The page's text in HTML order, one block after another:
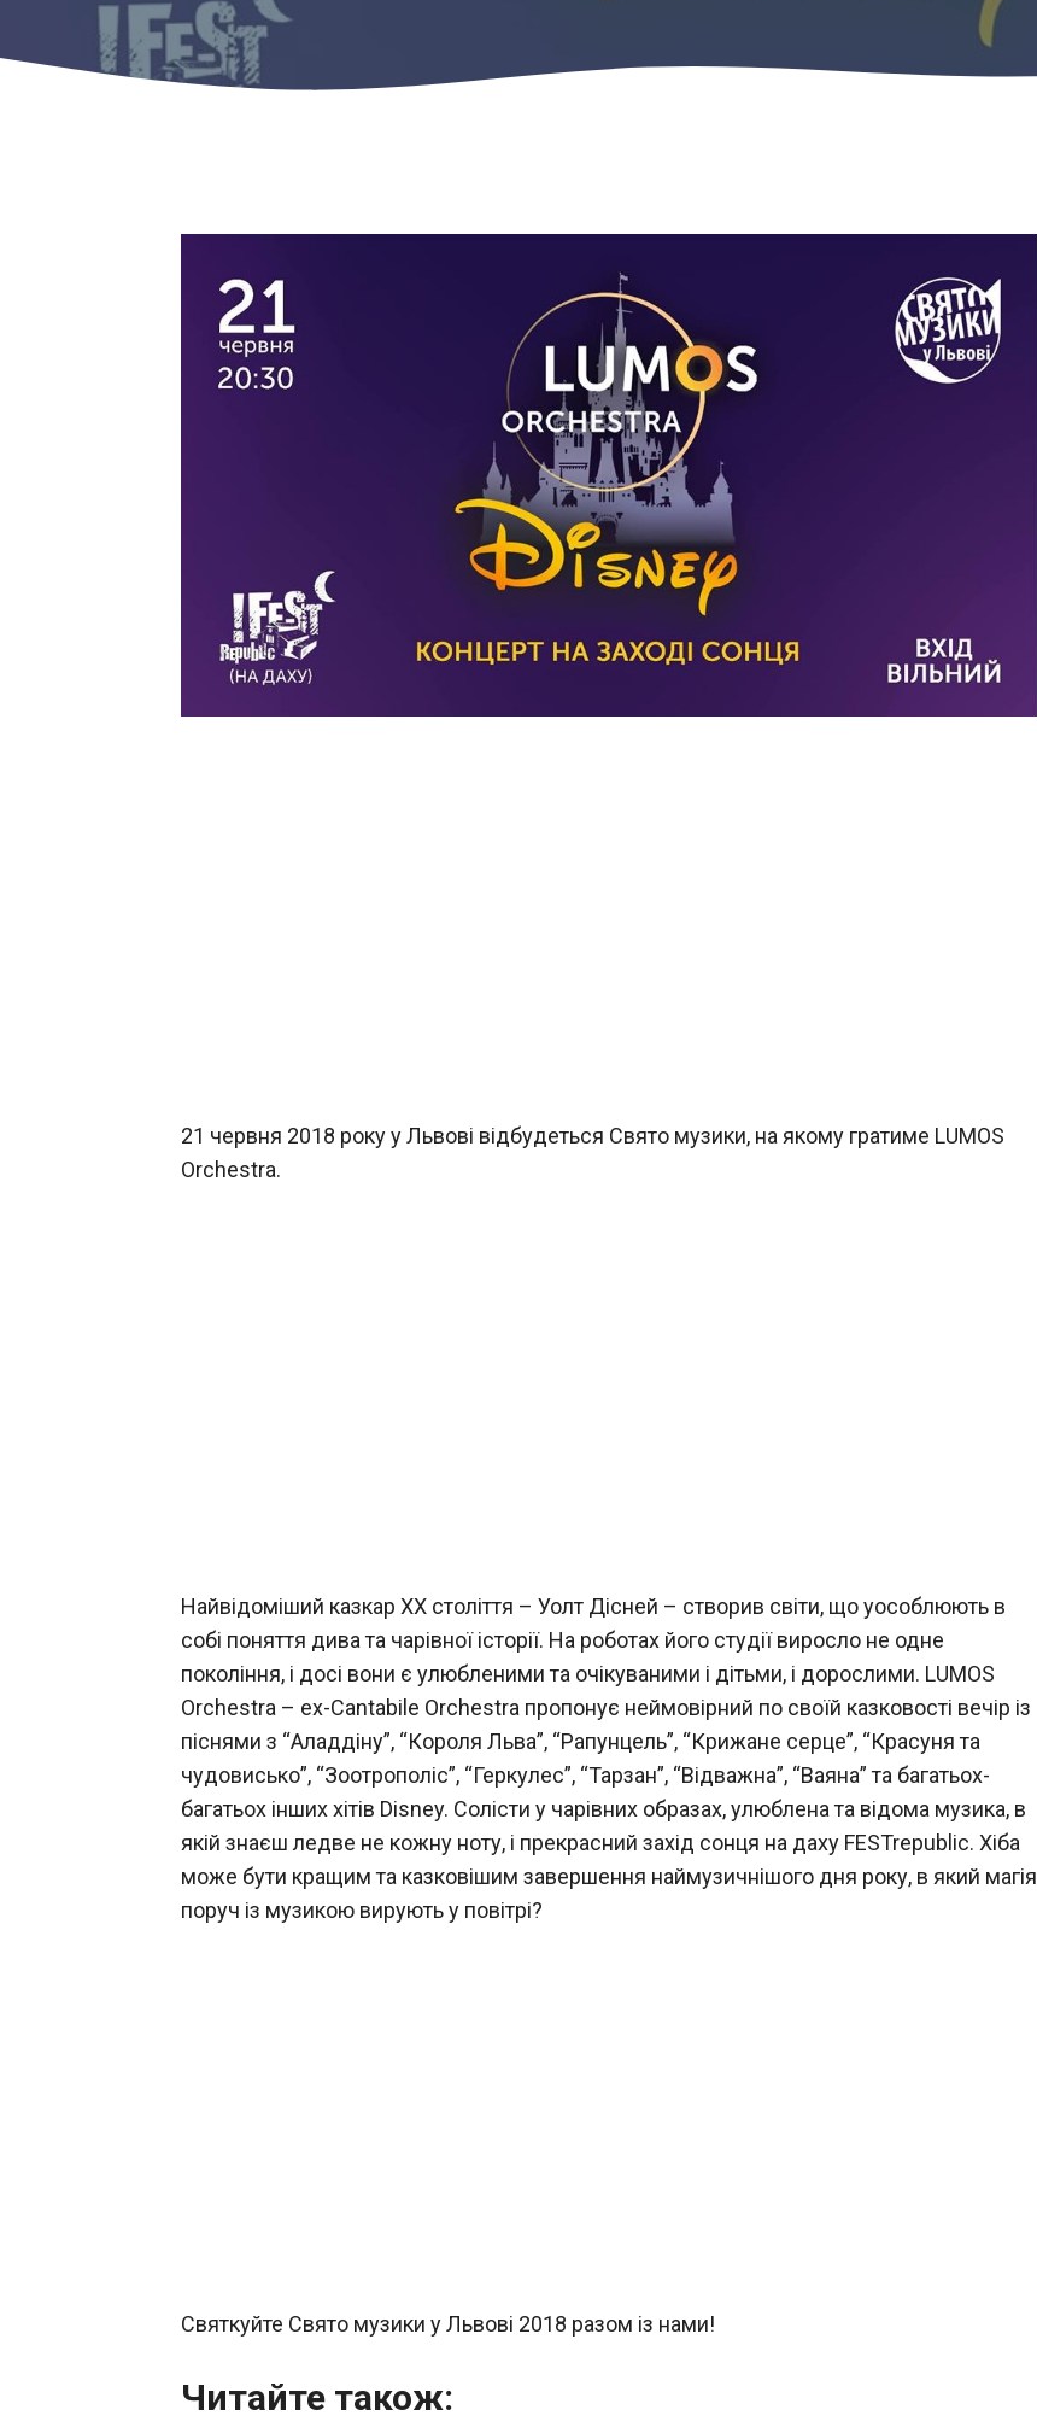
21 червня 2018 року у Львові відбудеться Свято музики, на якому гратиме LUMOS
Orchestra.
Найвідоміший казкар ХХ століття – Уолт Дісней – створив світи, що уособлюють в
собі поняття дива та чарівної історії. На роботах його студії виросло не одне
покоління, і досі вони є улюбленими та очікуваними і дітьми, і дорослими. LUMOS
Orchestra – ex-Cantabile Orchestra пропонує неймовірний по своїй казковості вечір із
піснями з “Аладдіну”, “Короля Льва”, “Рапунцель”, “Крижане серце”, “Красуня та
чудовисько”, “Зоотрополіс”, “Геркулес”, “Тарзан”, “Відважна”, “Ваяна” та багатьох-
багатьох інших хітів Disney. Солісти у чарівних образах, улюблена та відома музика, в
якій знаєш ледве не кожну ноту, і прекрасний захід сонця на даху FESTrepublic. Хіба
може бути кращим та казковішим завершення наймузичнішого дня року, в який магія
поруч із музикою вирують у повітрі?
Святкуйте Свято музики у Львові 2018 разом із нами!
Читайте також: